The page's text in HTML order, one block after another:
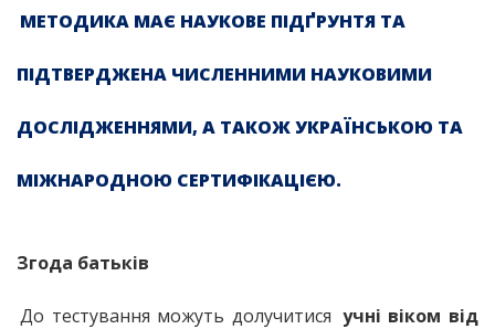
МЕТОДИКА МАЄ НАУКОВЕ ПІДҐРУНТЯ ТА
ПІДТВЕРДЖЕНА ЧИСЛЕННИМИ НАУКОВИМИ
ДОСЛІДЖЕННЯМИ, А ТАКОЖ УКРАЇНСЬКОЮ ТА
МІЖНАРОДНОЮ СЕРТИФІКАЦІЄЮ.
Згода батьків
До тестування можуть долучитися учні віком від